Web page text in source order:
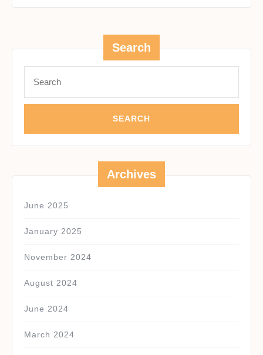
Search
for:
Archives
June 2025
January 2025
November 2024
August 2024
June 2024
March 2024